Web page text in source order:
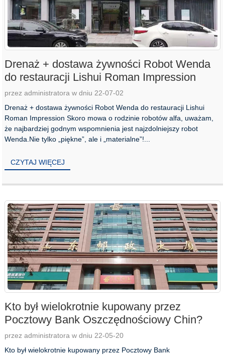
Drenaż + dostawa żywności Robot Wenda
do restauracji Lishui Roman Impression
przez administratora w dniu 22-07-02
Drenaż + dostawa żywności Robot Wenda do restauracji Lishui
Roman Impression Skoro mowa o rodzinie robotów alfa, uważam,
że najbardziej godnym wspomnienia jest najzdolniejszy robot
Wenda.Nie tylko „piękne”, ale i „materialne”!...
CZYTAJ WIĘCEJ
Kto był wielokrotnie kupowany przez
Pocztowy Bank Oszczędnościowy Chin?
przez administratora w dniu 22-05-20
Kto był wielokrotnie kupowany przez Pocztowy Bank